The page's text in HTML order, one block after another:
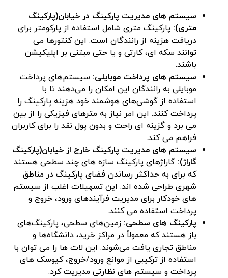
سیستم های مدیریت پارکینگ در خیابان(پارکینگ
متری): پارکینگ متری شامل استفاده از پارکومتر برای
دریافت هزینه از رانندگان است. این کنتورها می
توانند سکه ای، کارتی و یا حتی مبتنی بر اپلیکیشن
باشند.
سیستم های پرداخت موبایلی: سیستم‌های پرداخت
موبایلی به رانندگان این امکان را می‌دهند تا با
استفاده از گوشی‌های هوشمند خود هزینه پارکینگ را
پرداخت کنند. این امر نیاز به مترهای فیزیکی را از بین
می برد و گزینه ای راحت و بدون پول نقد را برای کاربران
فراهم می کند.
سیستم های مدیریت پارکینگ خارج از خیابان(پارکینگ
گاراژ): گاراژهای پارکینگ سازه های چند سطحی هستند
که برای به حداکثر رساندن فضای پارکینگ در مناطق
شهری طراحی شده اند. این تسهیلات اغلب از سیستم
های خودکار برای مدیریت فرآیندهای ورود، خروج و
پرداخت استفاده می کنند.
پارکینگ های سطحی: زمین‌های سطحی، پارکینگ‌های
باز هستند که معمولاً در مراکز خرید، دانشگاه‌ها و
مناطق تجاری یافت می‌شوند. این لات ها را می توان با
استفاده از ترکیبی از موانع ورود/خروج، کیوسک های
پرداخت و سیستم های نظارتی مدیریت کرد.